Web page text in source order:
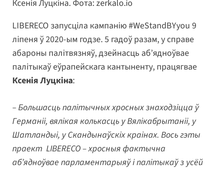
Ксенія Луцкіна. Фота: zerkalo.io
LIBERECO запусціла кампанію #WeStandBYyou 9
ліпеня ў 2020-ым годзе. 5 гадоў разам, у справе
абароны палітвязняў, дзейнасць аб’ядноўвае
палітыкаў еўрапейскага кантыненту, працягвае
Ксенія Луцкіна:
– Большасць палітычных хросных знаходзіцца ў
Германіі, вялікая колькасць у Вялікабрытаніі, у
Шатландыі, у Скандынаўскіх краінах. Вось гэты
праект LIBERECO – хросныя фактычна
аб’ядноўвае парламентарыяў і палітыкаў з усёй